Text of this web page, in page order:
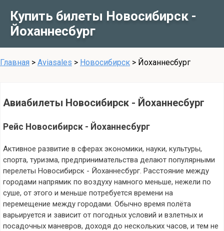
Купить билеты Новосибирск -
Йоханнесбург
Главная > Aviasales > Новосибирск > Йоханнесбург
Авиабилеты Новосибирск - Йоханнесбург
Рейс Новосибирск - Йоханнесбург
Активное развитие в сферах экономики, науки, культуры,
спорта, туризма, предпринимательства делают популярными
перелеты Новосибирск - Йоханнесбург. Расстояние между
городами напрямик по воздуху намного меньше, нежели по
суше, от этого и меньше потребуется времени на
перемещение между городами. Обычно время полёта
варьируется и зависит от погодных условий и взлетных и
посадочных маневров, доходя до нескольких часов, и тем не